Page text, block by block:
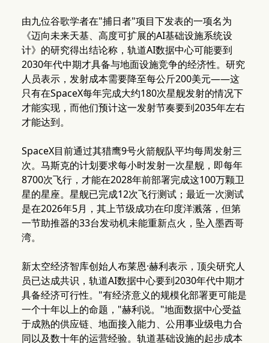
由九位谷歌学者在"捕日者"项目下发表的一项名为
《迈向未来天基、高度可扩展的AI基础设施系统设
计》的研究得出结论称，轨道AI数据中心可能要到
2030年代中期才具备与地面设施竞争的经济性。研究
人员表示，发射成本需要降至每公斤200美元——这
只有在SpaceX每年完成大约180次星舰发射的情况下
才能实现，而他们预计这一发射节奏要到2035年左右
才能达到。
SpaceX目前通过其猎鹰9号火箭舰队平均每周发射三
次。马斯克的计划要求每小时发射一次星舰，即每年
8700次飞行，才能在2028年前部署完成这100万颗卫
星的星座。星舰已完成12次飞行测试；最近一次测试
是在2026年5月，其上节级成功在印度洋溅落，但第
一节助推器的33台发动机未能重新点火，坠入墨西哥
湾。
新太空经济智库创始人布莱恩·赫利表示，顶尖研究人
员已达成共识，轨道AI数据中心要到2030年代中期才
具备经济可行性。"有经济意义的规模化部署更可能是
一个十年以上的命题，"赫利说。"地面数据中心受益
于成熟的供应链、地面接入能力、公用事业级电力合
同以及数十年的运营经验。轨道基础设施的起步成本